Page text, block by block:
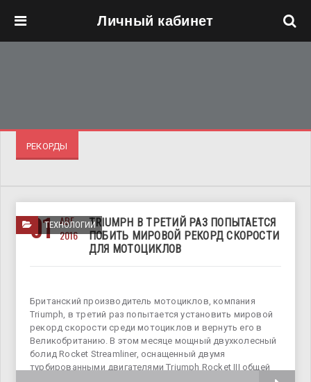
Личный кабинет
РЕКОРДЫ
ТЕХНОЛОГИИ
01 АВГ
2016
TRIUMPH В ТРЕТИЙ РАЗ ПОПЫТАЕТСЯ
ПОБИТЬ МИРОВОЙ РЕКОРД СКОРОСТИ
ДЛЯ МОТОЦИКЛОВ
Британский производитель мотоциклов, компания
Triumph, в третий раз попытается установить мировой
рекорд скорости среди мотоциклов и вернуть его в
Великобританию. В этом месяце мощный двухколесный
болид Rocket Streamliner, оснащенный двумя
турбированными двигателями Triumph Rocket III общей